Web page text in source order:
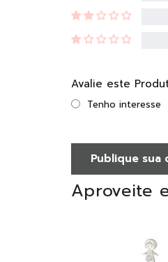
Avalie este
Tenho interesse
Publique sua
Aproveite